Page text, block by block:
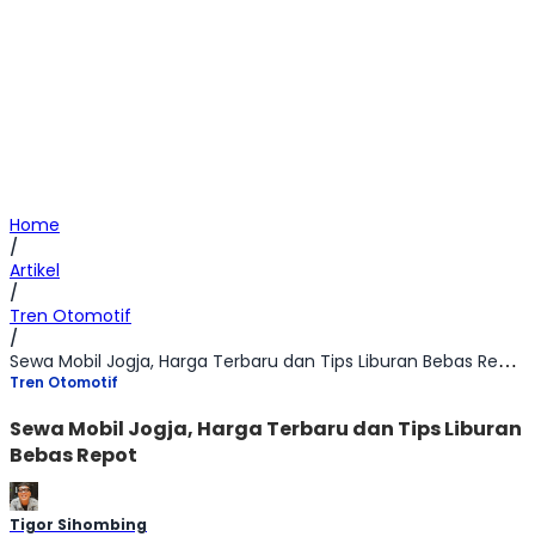
Home
/
Artikel
/
Tren Otomotif
/
Sewa Mobil Jogja, Harga Terbaru dan Tips Liburan Bebas Repot
Tren Otomotif
Sewa Mobil Jogja, Harga Terbaru dan Tips Liburan
Bebas Repot
Tigor Sihombing